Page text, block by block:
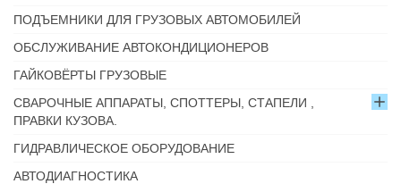
ПОДЪЕМНИКИ ДЛЯ ГРУЗОВЫХ АВТОМОБИЛЕЙ
ОБСЛУЖИВАНИЕ АВТОКОНДИЦИОНЕРОВ
ГАЙКОВЁРТЫ ГРУЗОВЫЕ
СВАРОЧНЫЕ АППАРАТЫ, СПОТТЕРЫ, СТАПЕЛИ ,
ПРАВКИ КУЗОВА.
ГИДРАВЛИЧЕСКОЕ ОБОРУДОВАНИЕ
АВТОДИАГНОСТИКА